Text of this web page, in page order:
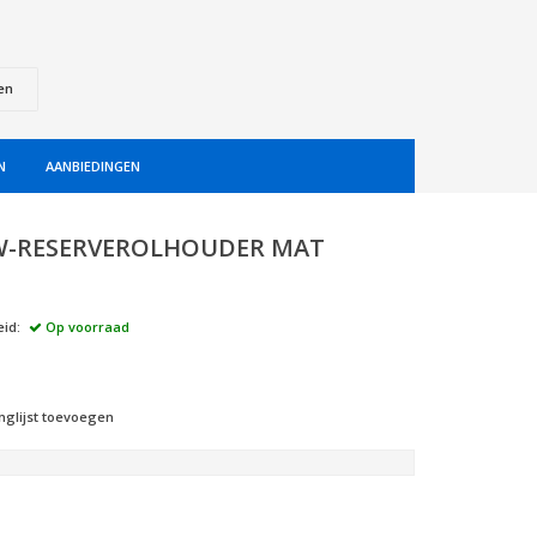
AANBIEDINGEN
RESERVEROLHOUDER MAT
Op voorraad
toevoegen